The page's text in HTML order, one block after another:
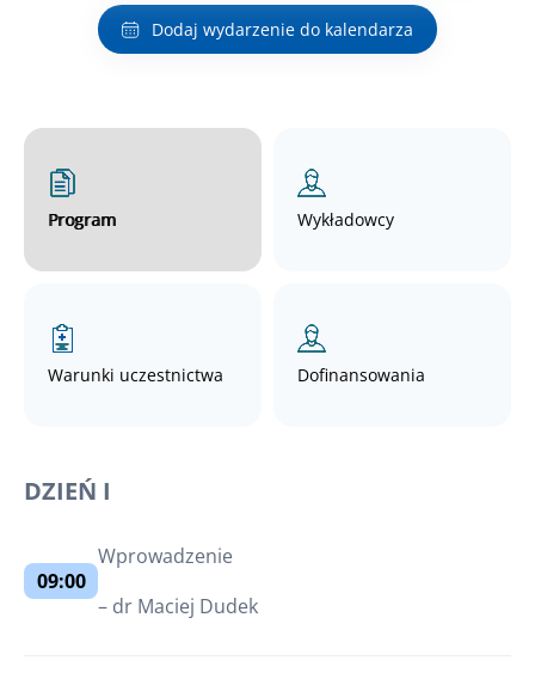
Dodaj wydarzenie do kalendarza
Program Wykładowcy
Warunki uczestnictwa Dofinansowania
DZIEŃ I
09:00
Wprowadzenie
– dr Maciej Dudek